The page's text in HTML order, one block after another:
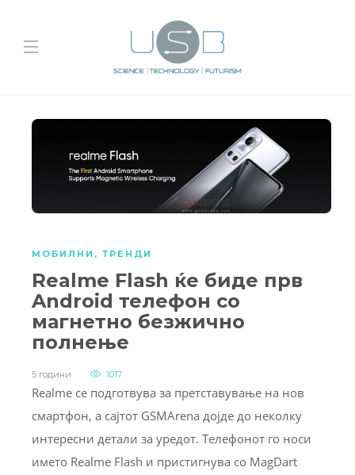
МОБИЛНИ , ТРЕНДИ
Realme Flash ќе биде прв
Android телефон со
магнетно безжично
полнење
5 години 1017
Realme се подготвува за претставување на нов
смартфон, а сајтот GSMArena дојде до неколку
интересни детали за уредот. Телефонот го носи
името Realme Flash и пристигнува со MagDart